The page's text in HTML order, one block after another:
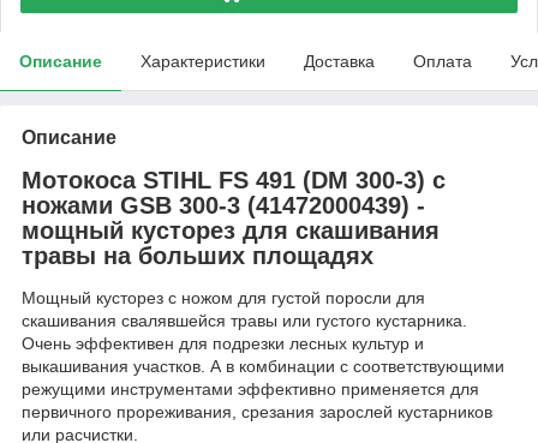
Описание Характеристики Доставка Оплата
Описание
Мотокоса STIHL FS 491 (DM 300-3) с
ножами GSB 300-3 (41472000439) -
мощный кусторез для скашивания
травы на больших площадях
Мощный кусторез с ножом для густой поросли для
скашивания свалявшейся травы или густого кустарника.
Очень эффективен для подрезки лесных культур и
выкашивания участков. А в комбинации с соответствующими
режущими инструментами эффективно применяется для
первичного прореживания, срезания зарослей кустарников
или расчистки.